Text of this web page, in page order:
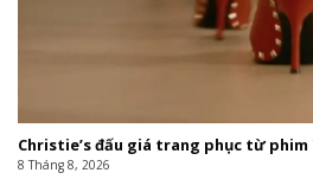
Christie’s đấu giá trang phục từ phim
8 Tháng 8, 2026